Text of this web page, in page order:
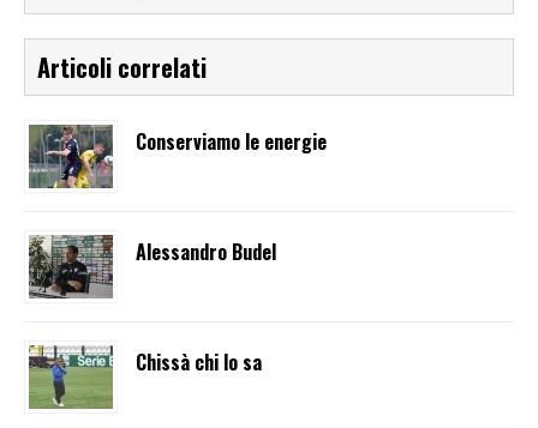
Articoli correlati
Conserviamo le energie
Alessandro Budel
Chissà chi lo sa